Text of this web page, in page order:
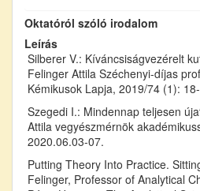
Oktatóról szóló irodalom
Leírás
Silberer V.: Kíváncsiságvezérelt
Felinger Attila Széchenyi-díjas
Kémikusok Lapja, 2019/74 (1):
Szegedi I.: Mindennap teljesen
Attila vegyészmérnök
2020.06.03-07.
Putting Theory Into Practice.
Felinger, Professor of Analytical